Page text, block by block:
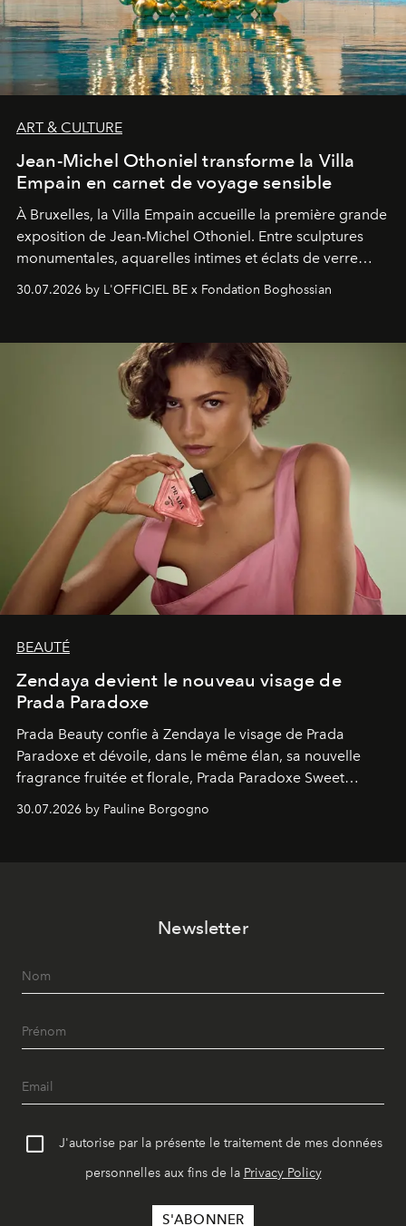
ART & CULTURE
Jean-Michel Othoniel transforme la Villa
Empain en carnet de voyage sensible
À Bruxelles, la Villa Empain accueille la première grande
exposition de Jean-Michel Othoniel. Entre sculptures
monumentales, aquarelles intimes et éclats de verre
émotionnel où chaque œuvre devient le souvenir
émerveillement.
30.07.2026 by L'OFFICIEL BE x Fondation Boghossian
BEAUTÉ
Zendaya devient le nouveau visage de
Prada Paradoxe
Prada Beauty confie à Zendaya le visage de Prada
Paradoxe et dévoile, dans le même élan, sa nouvelle
fragrance fruitée et florale, Prada Paradoxe Sweet
30.07.2026 by Pauline Borgogno
Newsletter
J'autorise par la présente le traitement de mes données
personnelles aux fins de la Privacy Policy